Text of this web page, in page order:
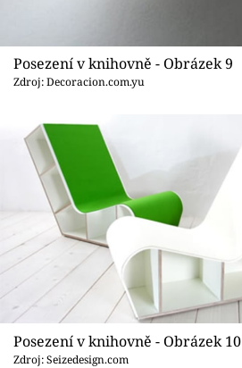
Posezení v knihovně - Obrázek 9
Zdroj: Decoracion.com.yu
Posezení v knihovně - Obrázek 10
Zdroj: Seizedesign.com